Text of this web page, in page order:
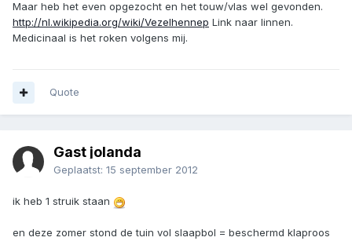
Maar heb het even opgezocht en het touw/vlas wel gevonden.
http://nl.wikipedia.org/wiki/Vezelhennep Link naar linnen.
Medicinaal is het roken volgens mij.
Quote
Gast jolanda
Geplaatst: 15 september 2012
ik heb 1 struik staan
en deze zomer stond de tuin vol slaapbol = beschermd klaproos